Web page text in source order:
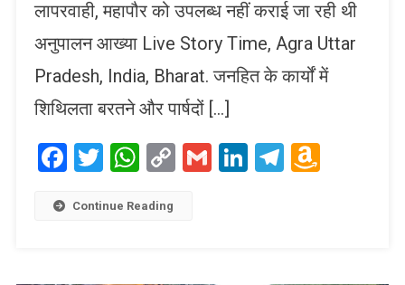
लापरवाही, महापौर को उपलब्ध नहीं कराई जा रही थी
अनुपालन आख्या Live Story Time, Agra Uttar
Pradesh, India, Bharat. जनहित के कार्यों में
शिथिलता बरतने और पार्षदों […]
Facebook
TwitterWhatsApp
CopyGmailLinkedIn
Telegram
Continue Reading